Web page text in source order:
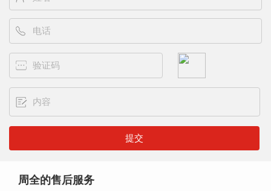
周全的售后服务